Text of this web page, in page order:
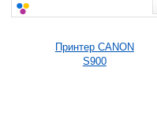
Принтер CANON
S900